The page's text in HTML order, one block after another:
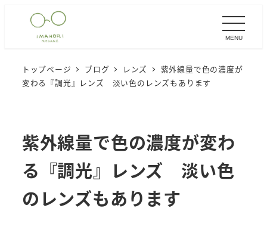
MENU
トップページ ブログ レンズ
紫外線量で色の濃度が
変わる『調光』レンズ 淡い色のレンズもあります
紫外線量で色の濃度が変わ
る『調光』レンズ 淡い色
のレンズもあります